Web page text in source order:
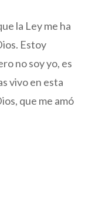
la Ley me ha
Estoy
no soy yo, es
vivo en esta
que me amó